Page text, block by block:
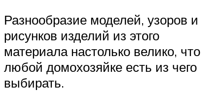
Разнообразие моделей, узоров и
рисунков изделий из этого
материала настолько велико, что
любой домохозяйке есть из чего
выбирать.